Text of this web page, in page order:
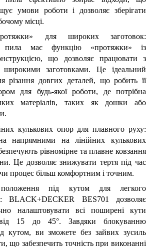
умови роботи і дозволяє зберігати
місці.
для широких заготовок:
пила має функцію «протяжки» із
що дозволяє працювати з
заготовками. Це ідеальний
різання довгих деталей, що робить її
для будь-якої роботи, де потрібна
матеріалів, таких як дошки або
кулькових опор для плавного руху:
напрямними на лінійних кулькових
рівномірне та плавне ковзання
Це дозволяє знижувати тертя під час
процес більш комфортним і точним.
положення під кутом для легкого
BLACK+DECKER BES701 дозволяє
налаштовувати всі поширені кути
15 до 45°. Завдяки блокуванню
кутом, ви зможете без зайвих зусиль
що забезпечить точність при виконанні